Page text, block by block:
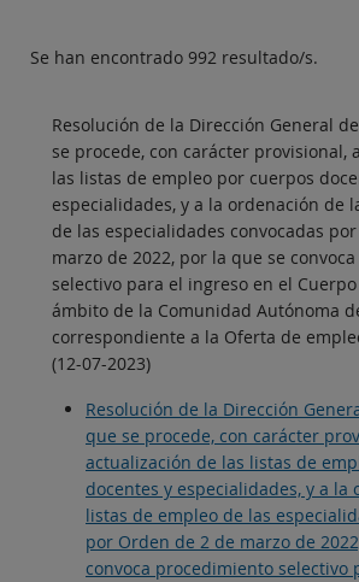
Se han encontrado 992 resultado/s.
Resolución de la Dirección General
se procede, con carácter provisional,
las listas de empleo por cuerpos
especialidades, y a la ordenación de
de las especialidades convocadas
marzo de 2022, por la que se
selectivo para el ingreso en el
ámbito de la Comunidad Autónoma
correspondiente a la Oferta de
(12-07-2023)
Resolución de la Dirección
que se procede, con carácter
actualización de las listas de
docentes y especialidades, y a la
listas de empleo de las
por Orden de 2 de marzo de
convoca procedimiento selectivo